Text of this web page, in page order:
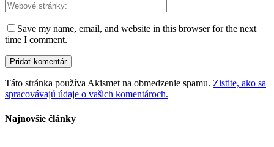
Save my name, email, and website in this browser for the next
time I comment.
Táto stránka používa Akismet na obmedzenie spamu. Zistite, ako sa
spracovávajú údaje o vašich komentároch.
Najnovšie články